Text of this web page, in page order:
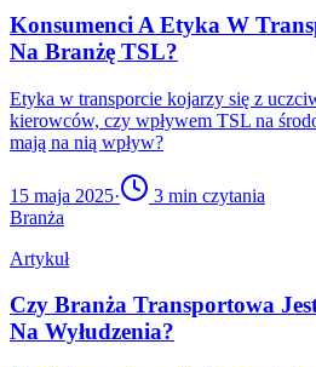
Konsumenci A Etyka W
Na Branżę TSL?
Etyka w transporcie kojarzy się z
kierowców, czy wpływem TSL na
mają na nią wpływ?
15 maja 2025· 3 min czytania
Branża
Artykuł
Czy Branża Transportowa
Na Wyłudzenia?